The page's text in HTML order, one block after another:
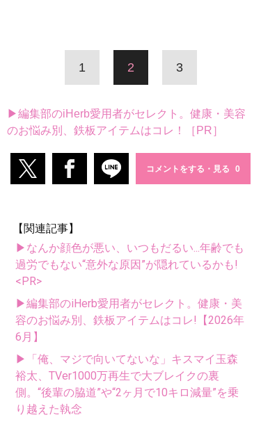
1 2 3
▶編集部のiHerb愛用者がセレクト。健康・美容
のお悩み別、鉄板アイテムはコレ！［PR］
コメントをする・見る
【関連記事】
▶なんか顔色が悪い、いつもだるい...年齢でも
過労でもない“意外な原因”が隠れているかも!
<PR>
▶編集部のiHerb愛用者がセレクト。健康・美
容のお悩み別、鉄板アイテムはコレ!【2026年
6月】
▶「俺、マジで向いてないな」キスマイ玉森
裕太、TVer1000万再生で大ブレイクの裏
側。“後輩の脇道”や“2ヶ月で10キロ減量”を乗
り越えた執念